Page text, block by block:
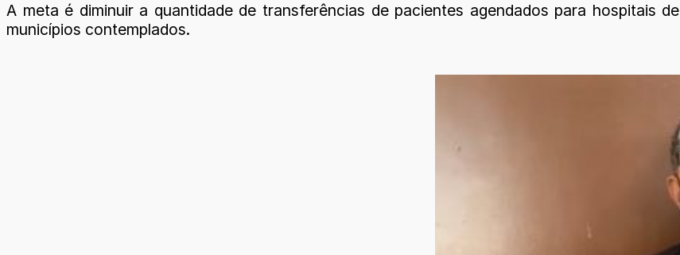
A meta é diminuir a quantidade de transferências de pacientes agendados para hospitais
municípios contemplados.